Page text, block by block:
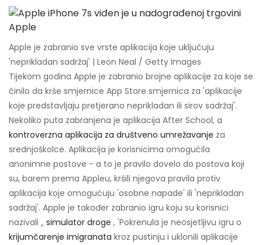
Apple je zabranio sve vrste aplikacija koje uključuju
'neprikladan sadržaj' | Leon Neal / Getty Images
Tijekom godina Apple je zabranio brojne aplikacije za koje se
činilo da krše smjernice App Store smjernica za 'aplikacije
koje predstavljaju pretjerano neprikladan ili sirov sadržaj'.
Nekoliko puta zabranjena je aplikacija After School, a
kontroverzna aplikacija za društveno umrežavanje za
srednjoškolce. Aplikacija je korisnicima omogućila
anonimne postove - a to je pravilo dovelo do postova koji
su, barem prema Appleu, kršili njegova pravila protiv
aplikacija koje omogućuju 'osobne napade' ili 'neprikladan
sadržaj'. Apple je također zabranio igru ​​koju su korisnici
nazivali „ simulator droge , 'Pokrenula je neosjetljivu igru ​​o
krijumčarenje imigranata kroz pustinju i uklonili aplikacije